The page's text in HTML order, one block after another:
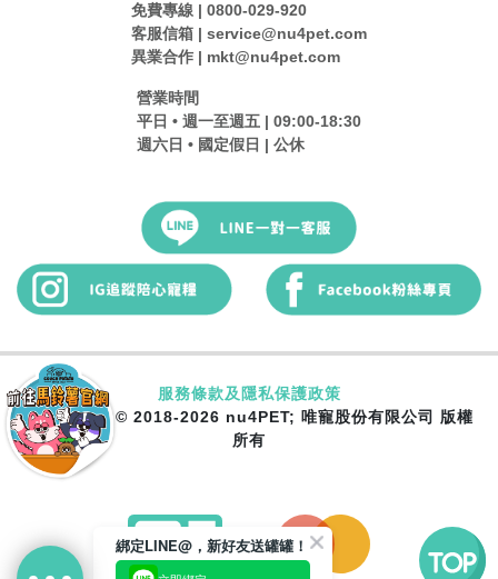
免費專線 | 0800-029-920
客服信箱 | service@nu4pet.com
異業合作 | mkt@nu4pet.com
營業時間
平日 • 週一至週五 | 09:00-18:30
週六日 • 國定假日 | 公休
服務條款及隱私保護政策
Copyright © 2018-2026 nu4PET; 唯寵股份有限公司 版權
所有
綁定LINE@，新好友送罐罐！